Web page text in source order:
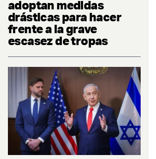
adoptan medidas
drásticas para hacer
frente a la grave
escasez de tropas